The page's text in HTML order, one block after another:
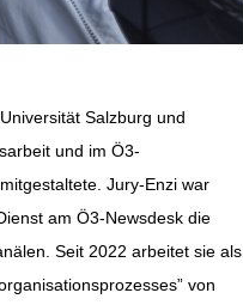
Salzburg und
und im Ö3-
Jury-Enzi war
am Ö3-Newsdesk die
Seit 2022 arbeitet sie als
von